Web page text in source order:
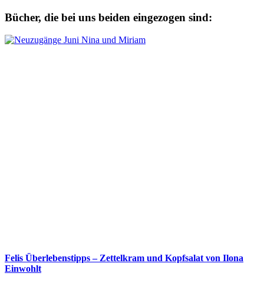
Bücher, die bei uns beiden eingezogen sind:
Felis Überlebenstipps – Zettelkram und Kopfsalat von Ilona
Einwohlt